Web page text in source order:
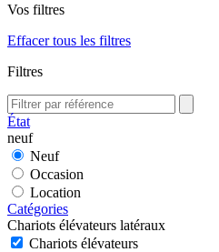
Vos filtres
Effacer tous les filtres
Filtres
État
neuf
Neuf
Occasion
Location
Catégories
Chariots élévateurs latéraux
Chariots élévateurs